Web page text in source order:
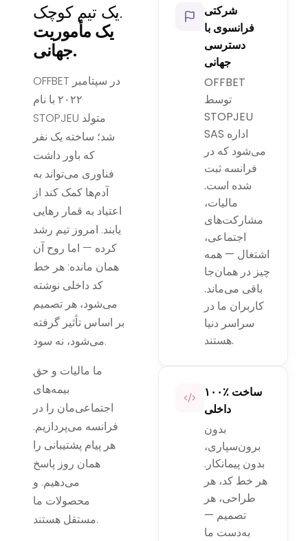
یک تیم کوچک.
یک مأموریت
جهانی.
OFFBET در سپتامبر
۲۰۲۲ با نام
STOPJEU متولد
شد؛ ساخته یک نفر
که باور داشت
فناوری می‌تواند به
آدم‌ها کمک کند از
اعتیاد به قمار رهایی
یابند. امروز تیم رشد
کرده — اما روح آن
همان مانده: هر خط
کد داخلی نوشته
می‌شود، هر تصمیم
بر اساس تأثیر گرفته
می‌شود، نه سود.
ما مالیات و حق
بیمه‌های
اجتماعی‌مان را در
فرانسه می‌پردازیم.
هر پیام پشتیبانی را
همان روز پاسخ
می‌دهیم. و
محصولات ما
مستقل هستند.
شرکتی
فرانسوی با
دسترسی
جهانی
OFFBET
توسط
STOPJEU
SAS اداره
می‌شود که در
فرانسه ثبت
شده است.
مالیات،
مشارکت‌های
اجتماعی،
اشتغال — همه
چیز در همان‌جا
باقی می‌ماند.
کاربران ما در
سراسر دنیا
هستند.
۱۰۰٪ ساخت
داخلی
بدون
برون‌سپاری،
بدون پیمانکار.
هر خط کد، هر
طراحی، هر
تصمیم —
به‌دست ما